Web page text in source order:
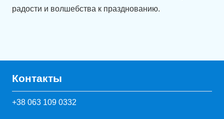
радости и волшебства к празднованию.
Контакты
+38 063 109 0332